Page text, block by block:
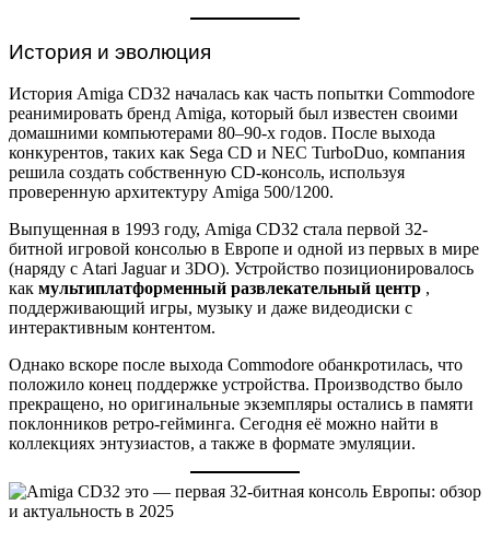
История и эволюция
История Amiga CD32 началась как часть попытки Commodore
реанимировать бренд Amiga, который был известен своими
домашними компьютерами 80–90-х годов. После выхода
конкурентов, таких как Sega CD и NEC TurboDuo, компания
решила создать собственную CD-консоль, используя
проверенную архитектуру Amiga 500/1200.
Выпущенная в 1993 году, Amiga CD32 стала первой 32-
битной игровой консолью в Европе и одной из первых в мире
(наряду с Atari Jaguar и 3DO). Устройство позиционировалось
как мультиплатформенный развлекательный центр ,
поддерживающий игры, музыку и даже видеодиски с
интерактивным контентом.
Однако вскоре после выхода Commodore обанкротилась, что
положило конец поддержке устройства. Производство было
прекращено, но оригинальные экземпляры остались в памяти
поклонников ретро-гейминга. Сегодня её можно найти в
коллекциях энтузиастов, а также в формате эмуляции.